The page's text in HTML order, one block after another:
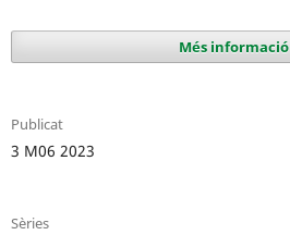
Més informació
Publicat
3 M06 2023
Sèries